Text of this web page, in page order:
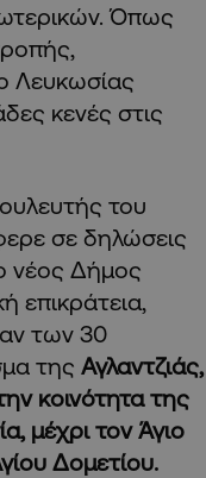
Όπως
Λευκωσίας
κενές στις
του
σε δηλώσεις
νέος Δήμος
επικράτεια,
των 30
της Αγλαντζιάς,
κοινότητα της
μέχρι τον Άγιο
Δομετίου.